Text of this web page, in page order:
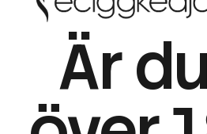
Elfbar
Är